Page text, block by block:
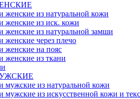
женские из натуральной кожи
женские из иск. кожи
женские из натуральной замши
женские через плечо
женские на пояс
женские из ткани
мужские из натуральной кожи
мужские из искусственной кожи и